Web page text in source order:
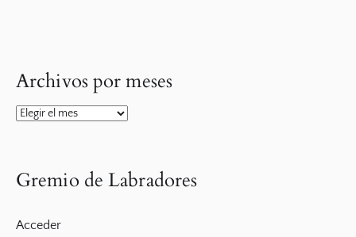
Archivos por meses
Archivos
Gremio de Labradores
Acceder